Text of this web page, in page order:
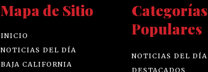
Mapa de Sitio
INICIO
NOTICIAS DEL DÍA
BAJA CALIFORNIA
Categorías
Populares
NOTICIAS DEL DÍA